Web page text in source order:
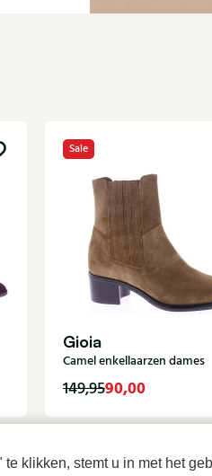
klikken, stemt u in met het
Sale
Gioia
Camel enkellaarzen dames
149,9590,00